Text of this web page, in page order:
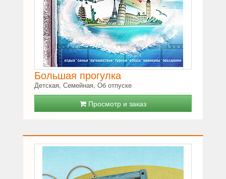
Большая прогулка
Детская, Семейная, Об отпуске
Просмотр и заказ